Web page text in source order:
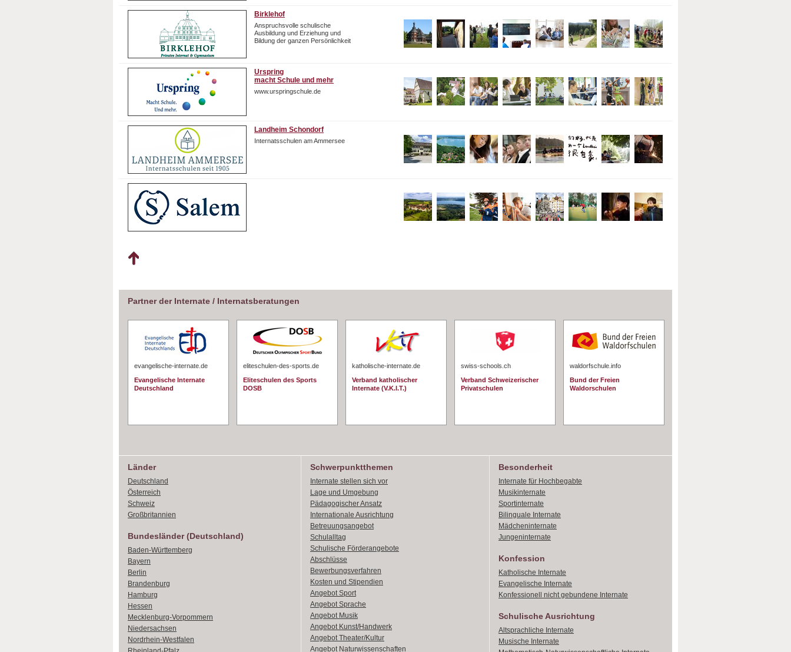
Birklehof
Anspruchsvolle schulische
Ausbildung und Erziehung und
Bildung der ganzen Persönlichkeit
Urspring
macht Schule und mehr
www.urspringschule.de
Landheim Schondorf
Internatsschulen am Ammersee
Partner der Internate / Internatsberatungen
evangelische-internate.de
Evangelische Internate
Deutschland
eliteschulen-des-sports.de
Eliteschulen des Sports
DOSB
katholische-internate.de
Verband katholischer
Internate (V.K.I.T.)
swiss-schools.ch
Verband Schweizerischer
Privatschulen
waldorfschule.info
Bund der Freien
Waldorschulen
Länder
Deutschland
Österreich
Schweiz
Großbritannien
Bundesländer (Deutschland)
Baden-Württemberg
Bayern
Berlin
Brandenburg
Hamburg
Hessen
Mecklenburg-Vorpommern
Niedersachsen
Nordrhein-Westfalen
Schwerpunktthemen
Internate stellen sich vor
Lage und Umgebung
Pädagogischer Ansatz
Internationale Ausrichtung
Betreuungsangebot
Schulalltag
Schulische Förderangebote
Abschlüsse
Bewerbungsverfahren
Kosten und Stipendien
Angebot Sport
Angebot Sprache
Angebot Musik
Angebot Kunst/Handwerk
Angebot Theater/Kultur
Angebot Naturwissenschaften
Besonderheit
Internate für Hochbegabte
Musikinternate
Sportinternate
Bilinguale Internate
Mädcheninternate
Jungeninternate
Konfession
Katholische Internate
Evangelische Internate
Konfessionell nicht gebundene Internate
Schulische Ausrichtung
Altsprachliche Internate
Musische Internate